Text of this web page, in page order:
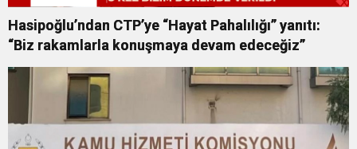
Hasipoğlu’ndan CTP’ye “Hayat Pahalılığı” yanıtı:
“Biz rakamlarla konuşmaya devam edeceğiz”